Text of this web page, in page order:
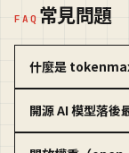
FAQ 常見問題
什麼是
開源 AI 模型落後